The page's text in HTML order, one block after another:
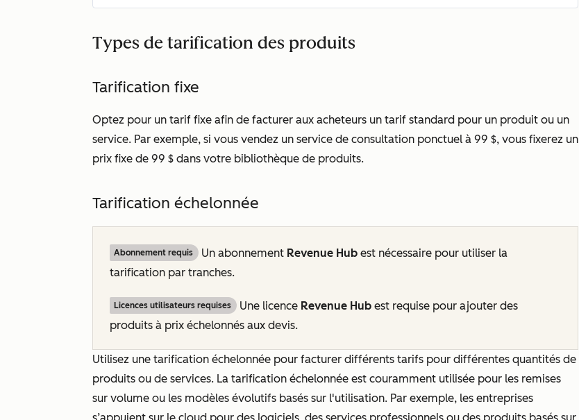
Types de tarification des produits
Tarification fixe
Optez pour un tarif fixe afin de facturer aux acheteurs un tarif standard pour un produit ou un
service. Par exemple, si vous vendez un service de consultation ponctuel à 99 $, vous fixerez un
prix fixe de 99 $ dans votre bibliothèque de produits.
Tarification échelonnée
Abonnement requis Un abonnement Revenue Hub est nécessaire pour utiliser la
tarification par tranches.
Licences utilisateurs requises Une licence Revenue Hub est requise pour ajouter des
produits à prix échelonnés aux devis.
Utilisez une tarification échelonnée pour facturer différents tarifs pour différentes quantités de
produits ou de services. La tarification échelonnée est couramment utilisée pour les remises
sur volume ou les modèles évolutifs basés sur l'utilisation. Par exemple, les entreprises